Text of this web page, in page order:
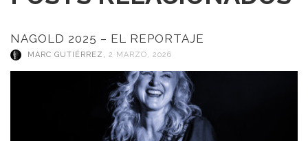
NAGOLD 2025 – EL REPORTAJE
MARC GUTIÉRREZ , 2 MARZO, 2026